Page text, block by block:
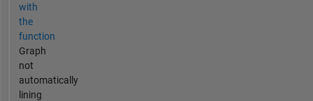
with
the
function
Graph
not
automatically
lining